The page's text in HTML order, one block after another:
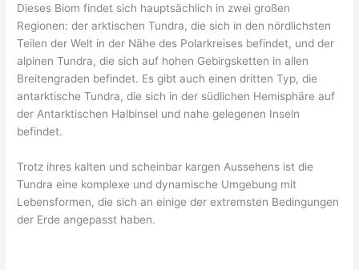
Dieses Biom findet sich hauptsächlich in zwei großen
Regionen: der arktischen Tundra, die sich in den nördlichsten
Teilen der Welt in der Nähe des Polarkreises befindet, und der
alpinen Tundra, die sich auf hohen Gebirgsketten in allen
Breitengraden befindet. Es gibt auch einen dritten Typ, die
antarktische Tundra, die sich in der südlichen Hemisphäre auf
der Antarktischen Halbinsel und nahe gelegenen Inseln
befindet.
Trotz ihres kalten und scheinbar kargen Aussehens ist die
Tundra eine komplexe und dynamische Umgebung mit
Lebensformen, die sich an einige der extremsten Bedingungen
der Erde angepasst haben.